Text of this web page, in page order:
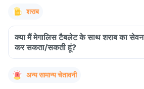
शराब
क्या मैं मेगालिस टैबलेट के साथ शराब का सेवन
कर सकता/सकती हूं?
अन्य सामान्य चेतावनी